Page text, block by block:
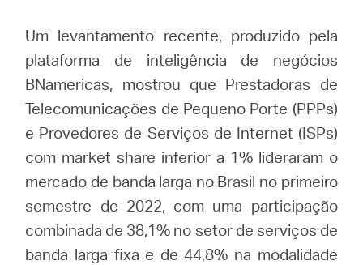
Um levantamento recente, produzido pela
plataforma de inteligência de negócios
BNamericas, mostrou que Prestadoras de
Telecomunicações de Pequeno Porte (PPPs)
e Provedores de Serviços de Internet (ISPs)
com market share inferior a 1% lideraram o
mercado de banda larga no Brasil no primeiro
semestre de 2022, com uma participação
combinada de 38,1% no setor de serviços de
banda larga fixa e de 44,8% na modalidade